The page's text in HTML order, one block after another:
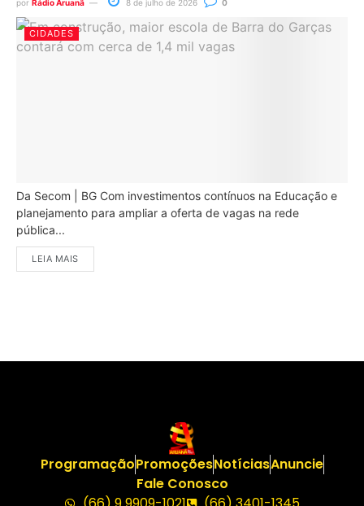
por Rádio Aruanã 8 de julho de 2026 0
CIDADES
Da Secom | BG Com investimentos contínuos na Educação e
planejamento para ampliar a oferta de vagas na rede
pública...
LEIA MAIS
ProgramaçãoPromoçõesNotíciasAnuncie
Fale Conosco